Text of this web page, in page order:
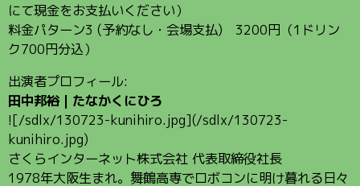
にて現金をお支払いください）
料金パターン3 (予約なし・会場支払) 3200円（1ドリン
ク700円分込）
出演者プロフィール:
田中邦裕｜たなかくにひろ
![/sdlx/130723-kunihiro.jpg](/sdlx/130723-
kunihiro.jpg)
さくらインターネット株式会社 代表取締役社長
1978年大阪生まれ。舞鶴高専でロボコンに明け暮れる日々